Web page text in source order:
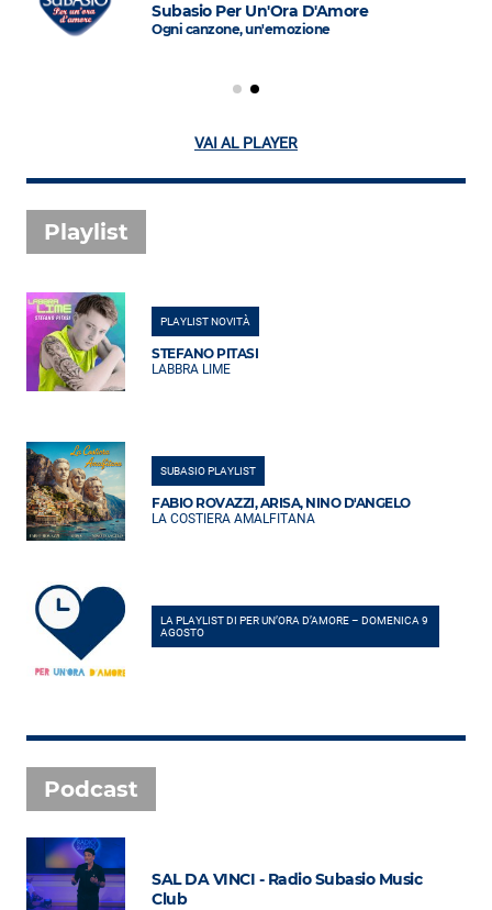
Subasio Per Un'Ora D'Amore
Ogni canzone, un'emozione
VAI AL PLAYER
Playlist
PLAYLIST NOVITÀ
STEFANO PITASI
LABBRA LIME
SUBASIO PLAYLIST
FABIO ROVAZZI, ARISA, NINO D'ANGELO
LA COSTIERA AMALFITANA
LA PLAYLIST DI PER UN’ORA D’AMORE – DOMENICA 9
AGOSTO
Podcast
SAL DA VINCI - Radio Subasio Music
Club